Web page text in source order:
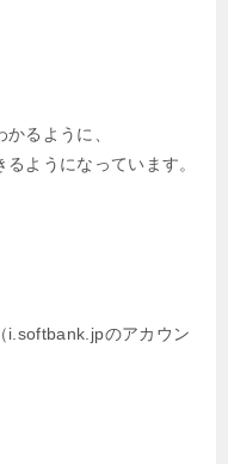
るように、
ようになっています。
i.softbank.jpのアカウン